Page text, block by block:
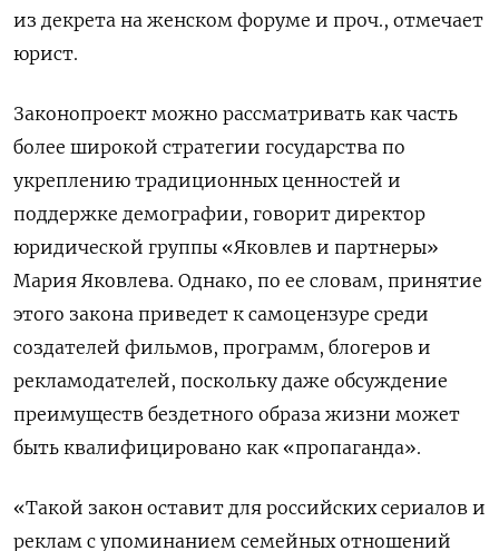
из декрета на женском форуме и проч., отмечает
юрист.
Законопроект можно рассматривать как часть
более широкой стратегии государства по
укреплению традиционных ценностей и
поддержке демографии, говорит директор
юридической группы «Яковлев и партнеры»
Мария Яковлева. Однако, по ее словам, принятие
этого закона приведет к самоцензуре среди
создателей фильмов, программ, блогеров и
рекламодателей, поскольку даже обсуждение
преимуществ бездетного образа жизни может
быть квалифицировано как «пропаганда».
«Такой закон оставит для российских сериалов и
реклам с упоминанием семейных отношений